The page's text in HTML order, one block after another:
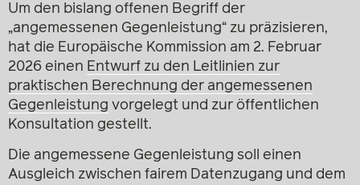
Um den bislang offenen Begriff der
„angemessenen Gegenleistung“ zu präzisieren,
hat die Europäische Kommission am 2. Februar
2026 einen Entwurf zu den Leitlinien zur
praktischen Berechnung der angemessenen
Gegenleistung vorgelegt und zur öffentlichen
Konsultation gestellt.
Die angemessene Gegenleistung soll einen
Ausgleich zwischen fairem Datenzugang und dem